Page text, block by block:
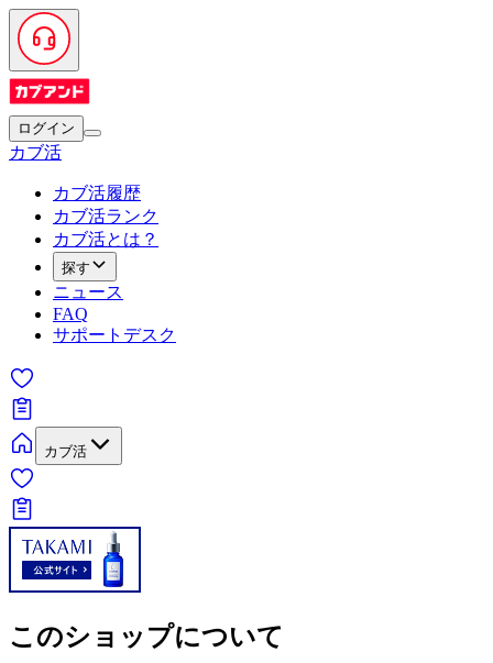
ログイン
カブ活
カブ活履歴
カブ活ランク
カブ活とは？
探す
ニュース
FAQ
サポートデスク
カブ活
このショップについて